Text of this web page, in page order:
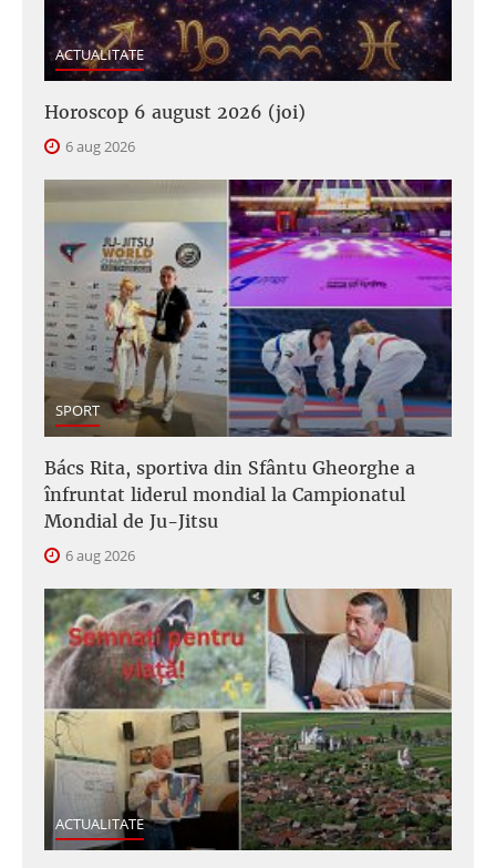
ACTUALITATE
Horoscop 6 august 2026 (joi)
6 aug 2026
SPORT
Bács Rita, sportiva din Sfântu Gheorghe a
înfruntat liderul mondial la Campionatul
Mondial de Ju-Jitsu
6 aug 2026
ACTUALITATE